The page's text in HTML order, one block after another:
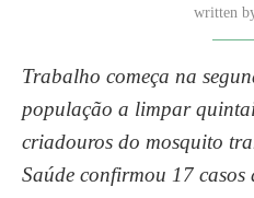
written
Trabalho começa na
população a limpar
criadouros do mosquito
Saúde confirmou 17 casos